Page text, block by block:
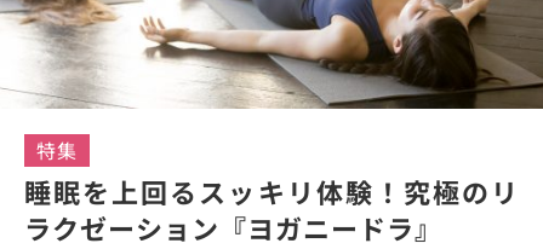
特集
睡眠を上回るスッキリ体験！究極のリ
ラクゼーション『ヨガニードラ』